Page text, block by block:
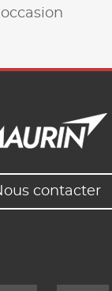
contacter